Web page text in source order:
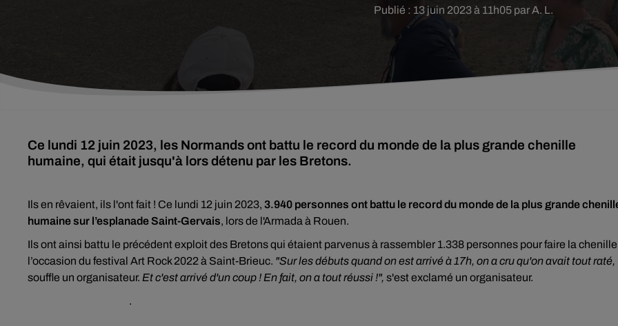
Publié : 13 juin 2023 à 11h05 par A. L.
Ce lundi 12 juin 2023, les Normands ont battu le record du monde de la plus grande chenille
humaine, qui était jusqu'à lors détenu par les Bretons.
Ils en rêvaient, ils l'ont fait ! Ce lundi 12 juin 2023, 3.940 personnes ont battu le record du monde de la plus grande
humaine sur l’esplanade Saint-Gervais, lors de l'Armada à Rouen.
Ils ont ainsi battu le précédent exploit des Bretons qui étaient parvenus à rassembler 1.338 personnes pour faire la
l’occasion du festival Art Rock 2022 à Saint-Brieuc. "Sur les débuts quand on est arrivé à 17h, on a cru qu'on avait tout raté,
souffle un organisateur. Et c'est arrivé d'un coup ! En fait, on a tout réussi !", s'est exclamé un organisateur.
.